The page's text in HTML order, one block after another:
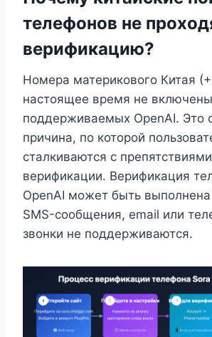
телефонов не
верификацию?
Номера материкового Китая
настоящее время не
поддерживаемых OpenAI. Это
причина, по которой
сталкиваются с
верификации. Верификация
OpenAI может быть выполнена
SMS-сообщения, email или
звонки не поддерживаются.